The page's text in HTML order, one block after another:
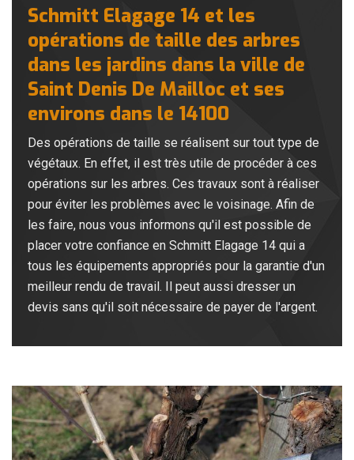
Schmitt Elagage 14 et les
opérations de taille des arbres
dans les jardins dans la ville de
Saint Denis De Mailloc et ses
environs dans le 14100
Des opérations de taille se réalisent sur tout type de
végétaux. En effet, il est très utile de procéder à ces
opérations sur les arbres. Ces travaux sont à réaliser
pour éviter les problèmes avec le voisinage. Afin de
les faire, nous vous informons qu'il est possible de
placer votre confiance en Schmitt Elagage 14 qui a
tous les équipements appropriés pour la garantie d'un
meilleur rendu de travail. Il peut aussi dresser un
devis sans qu'il soit nécessaire de payer de l'argent.